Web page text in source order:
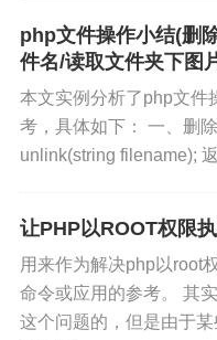
php文件操作小结(删
件名/读取文件夹下图
本文实例分析了php文件
考，具体如下： 一、删
unlink(string filename);
让PHP以ROOT权限
用来作为解决php以root
命令或应用的参考。 其
这个问题的，但是由于